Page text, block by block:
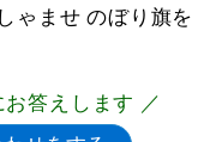
ゃませ のぼり旗を
答えします ／